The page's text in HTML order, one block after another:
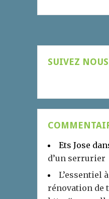
SUIVEZ NOUS
Ets Jose
d’un serrurier
L’essentiel
rénovation de